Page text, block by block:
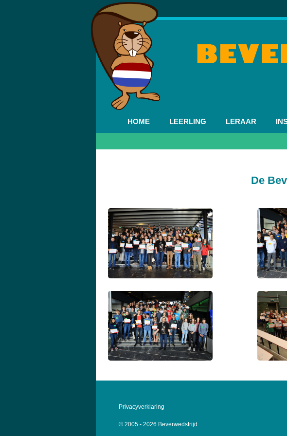
HOME LEERLING LERAAR
De
Privacyverklaring
© 2005 - 2026 Beverwedstrijd